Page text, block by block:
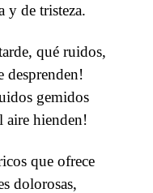
y de tristeza.
qué ruidos,
desprenden!
gemidos
aire hienden!
que ofrece
dolorosas,